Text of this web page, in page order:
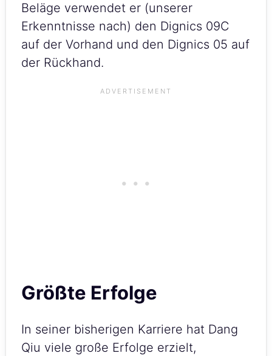
Beläge verwendet er (unserer
Erkenntnisse nach) den Dignics 09C
auf der Vorhand und den Dignics 05 auf
der Rückhand.
Größte Erfolge
In seiner bisherigen Karriere hat Dang
Qiu viele große Erfolge erzielt,